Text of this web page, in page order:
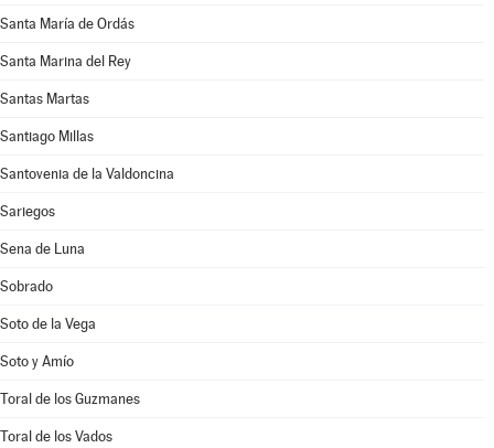
Santa María de Ordás
Santa Marina del Rey
Santas Martas
Santiago Millas
Santovenia de la Valdoncina
Sariegos
Sena de Luna
Sobrado
Soto de la Vega
Soto y Amío
Toral de los Guzmanes
Toral de los Vados